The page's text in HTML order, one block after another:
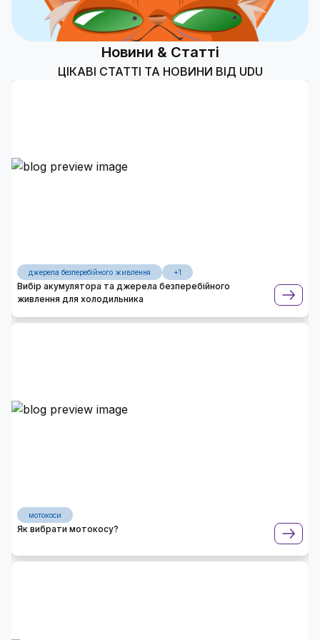
Новини & Статті
ЦІКАВІ СТАТТІ ТА НОВИНИ ВІД UDU
джерела безперебійного живлення +1
Вибір акумулятора та джерела безперебійного
живлення для холодильника
мотокоси
Як вибрати мотокосу?